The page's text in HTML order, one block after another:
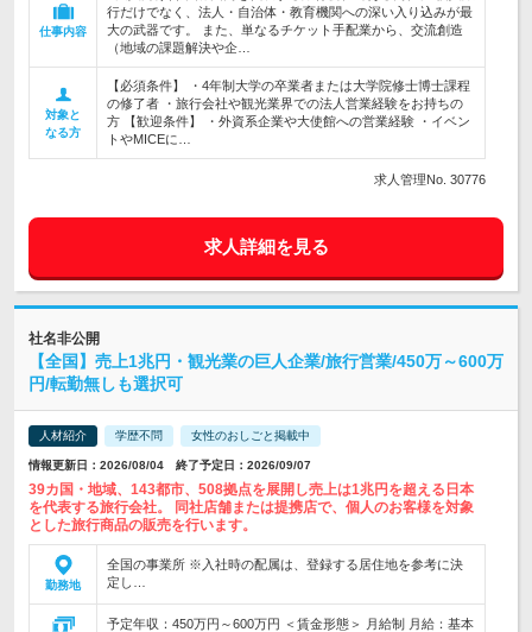
仕事内容
行だけでなく、法人・自治体・教育機関への深い入り込みが最
大の武器です。 また、単なるチケット手配業から、交流創造
（地域の課題解決や企…
対象と
なる方
【必須条件】 ・4年制大学の卒業者または大学院修士博士課程
の修了者 ・旅行会社や観光業界での法人営業経験をお持ちの
方 【歓迎条件】 ・外資系企業や大使館への営業経験 ・イベン
トやMICEに…
求人管理No. 30776
求人詳細を見る
社名非公開
【全国】売上1兆円・観光業の巨人企業/旅行営業/450万～600万
円/転勤無しも選択可
人材紹介 学歴不問 女性のおしごと掲載中
情報更新日：2026/08/04 終了予定日：2026/09/07
39カ国・地域、143都市、508拠点を展開し売上は1兆円を超える日本
を代表する旅行会社。 同社店舗または提携店で、個人のお客様を対象
とした旅行商品の販売を行います。
勤務地
全国の事業所 ※入社時の配属は、登録する居住地を参考に決
定し…
予定年収：450万円～600万円 ＜賃金形態＞ 月給制 月給：基本